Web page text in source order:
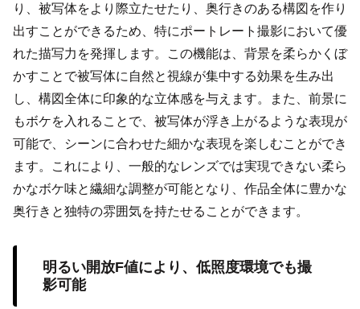
り、被写体をより際立たせたり、奥行きのある構図を作り
出すことができるため、特にポートレート撮影において優
れた描写力を発揮します。この機能は、背景を柔らかくぼ
かすことで被写体に自然と視線が集中する効果を生み出
し、構図全体に印象的な立体感を与えます。また、前景に
もボケを入れることで、被写体が浮き上がるような表現が
可能で、シーンに合わせた細かな表現を楽しむことができ
ます。これにより、一般的なレンズでは実現できない柔ら
かなボケ味と繊細な調整が可能となり、作品全体に豊かな
奥行きと独特の雰囲気を持たせることができます。
明るい開放F値により、低照度環境でも撮
影可能